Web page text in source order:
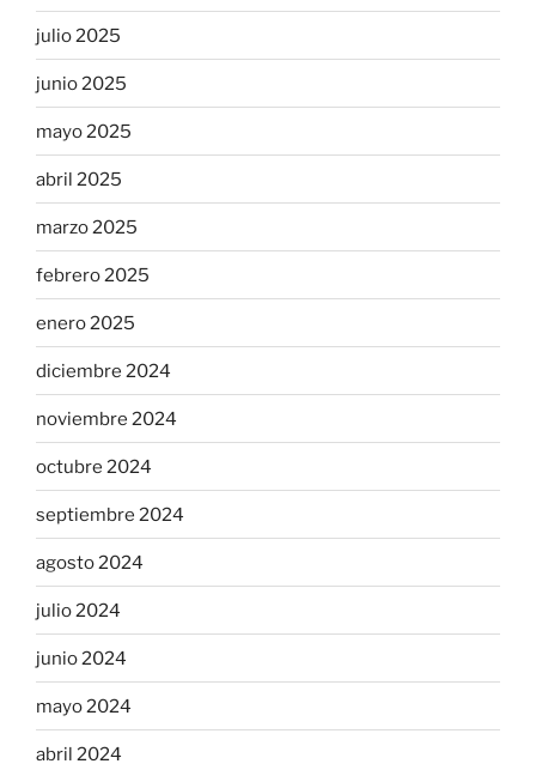
julio 2025
junio 2025
mayo 2025
abril 2025
marzo 2025
febrero 2025
enero 2025
diciembre 2024
noviembre 2024
octubre 2024
septiembre 2024
agosto 2024
julio 2024
junio 2024
mayo 2024
abril 2024